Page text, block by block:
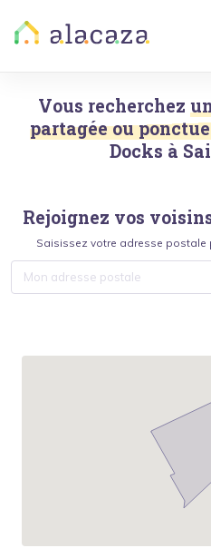
Vous recherchez
partagée ou
Docks à
Rejoignez vos
Saisissez votre adresse postale